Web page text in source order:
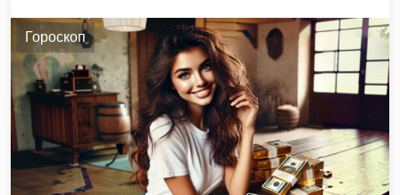
Гороскоп